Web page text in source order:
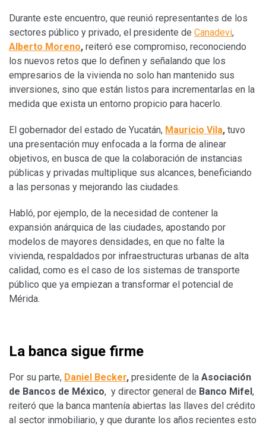
Durante este encuentro, que reunió representantes de los
sectores público y privado, el presidente de Canadevi,
Alberto Moreno, reiteró ese compromiso, reconociendo
los nuevos retos que lo definen y señalando que los
empresarios de la vivienda no solo han mantenido sus
inversiones, sino que están listos para incrementarlas en la
medida que exista un entorno propicio para hacerlo.
El gobernador del estado de Yucatán, Mauricio Vila, tuvo
una presentación muy enfocada a la forma de alinear
objetivos, en busca de que la colaboración de instancias
públicas y privadas multiplique sus alcances, beneficiando
a las personas y mejorando las ciudades.
Habló, por ejemplo, de la necesidad de contener la
expansión anárquica de las ciudades, apostando por
modelos de mayores densidades, en que no falte la
vivienda, respaldados por infraestructuras urbanas de alta
calidad, como es el caso de los sistemas de transporte
público que ya empiezan a transformar el potencial de
Mérida.
La banca sigue firme
Por su parte, Daniel Becker, presidente de la Asociación
de Bancos de México, y director general de Banco Mifel,
reiteró que la banca mantenía abiertas las llaves del crédito
al sector inmobiliario, y que durante los años recientes esto